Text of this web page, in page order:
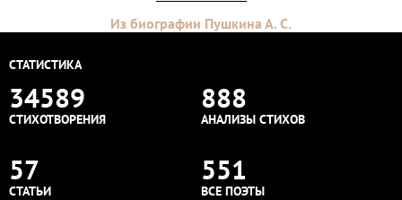
Из биографии Пушкина А. С.
СТАТИСТИКА
34589
СТИХОТВОРЕНИЯ
888
АНАЛИЗЫ СТИХОВ
57
СТАТЬИ
551
ВСЕ ПОЭТЫ